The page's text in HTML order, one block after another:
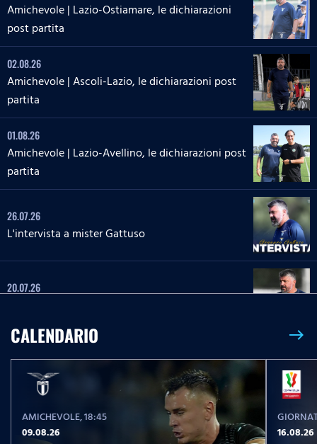
Amichevole | Lazio-Ostiamare, le dichiarazioni
post partita
02.08.26
Amichevole | Ascoli-Lazio, le dichiarazioni post
partita
01.08.26
Amichevole | Lazio-Avellino, le dichiarazioni post
partita
26.07.26
L'intervista a mister Gattuso
20.07.26
23.05.26
Serie A Enilive | Lazio-Pisa, le parole post partita
23.05.26
Serie A Enilive | Lazio-Pisa, la conferenza stampa
CALENDARIO east
AMICHEVOLE, 18:45
09.08.26
16.08.26